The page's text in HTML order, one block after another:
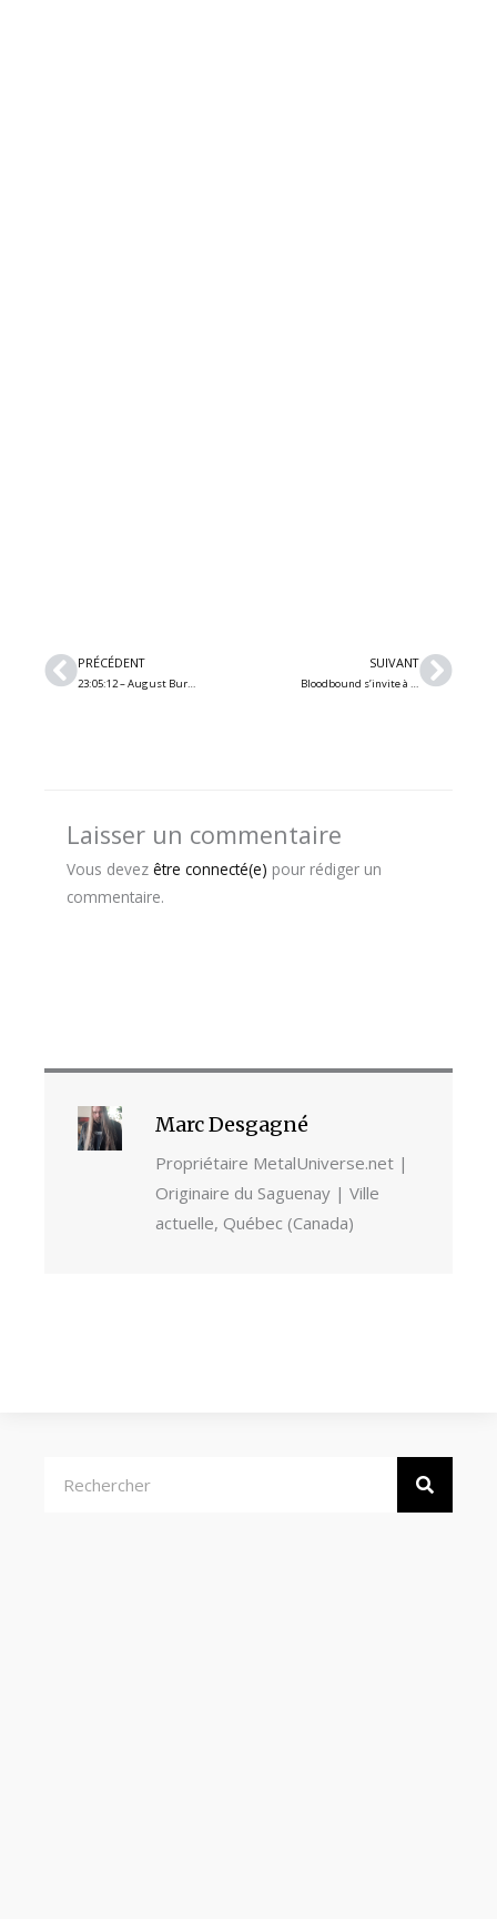
Précédent
PRÉCÉDENT
23:05:12 – August Burns Red / The Devil Wears Prada / Bleed From Within (Québec)
SUIVANT
Bloodbound s’invite à boire avec les dieux sur le 4e single du prochain album
Laisser un commentaire
Vous devez être connecté(e) pour rédiger un
commentaire.
Marc Desgagné
Propriétaire MetalUniverse.net |
Originaire du Saguenay | Ville
actuelle, Québec (Canada)